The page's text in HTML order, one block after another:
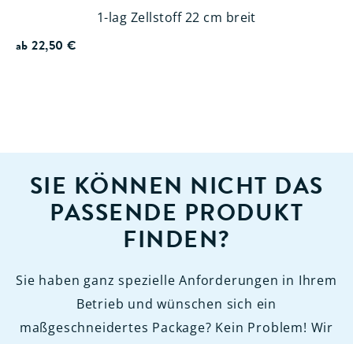
1-lag Zellstoff 22 cm breit
ab22,50€
SIE KÖNNEN NICHT DAS
PASSENDE PRODUKT
FINDEN?
Sie haben ganz spezielle Anforderungen in Ihrem
Betrieb und wünschen sich ein
maßgeschneidertes Package? Kein Problem! Wir